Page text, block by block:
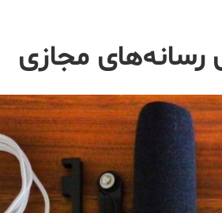
رسانه‌های مجازی